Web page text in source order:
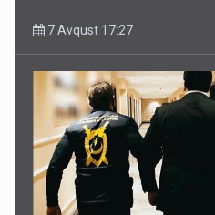
7 Avqust 17:27